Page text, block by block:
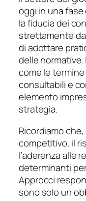
oggi in una
la fiducia dei
strettamente
di adottare
delle
come le
consultabili e
elemento
strategia.
Ricordiamo
competitivo, il
l’aderenza alle
determinanti
Approcci
sono solo un